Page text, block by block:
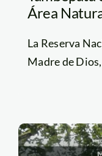
Área
La Reserva
Madre de